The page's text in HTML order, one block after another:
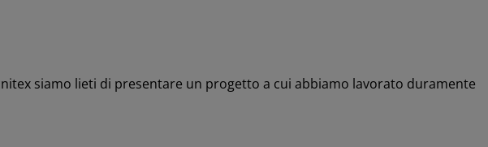
siamo lieti di presentare un progetto a cui abbiamo lavorato duramente